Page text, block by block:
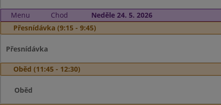
Menu Chod
Neděle 24. 5. 2026
Přesnídávka (9:15 - 9:45)
Přesnídávka
Oběd (11:45 - 12:30)
Oběd